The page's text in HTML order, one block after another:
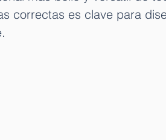
correctas es clave para